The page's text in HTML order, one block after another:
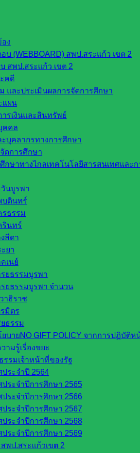
ง
บ (WEBBOARD) สพป.สระแก้ว เขต 2
สพป.สระแก้ว เขต 2
คดี
และประเมินผลการจัดการศึกษา
แผน
รเงินและสินทรัพย์
คคล
บุคลากรทางการศึกษา
ดการศึกษา
กษาทางไกลเทคโนโลยีสารสนเทศและ
นบูรพา
บดินทร์
ธรรม
รินทร์
สีดา
ยา
เนย์
ยธรรมบูรพา
ยธรรมบูรพา จำนวน
าธิราช
มิตร
ธรรม
บายNO GIFT POLICY จากการปฏิบั
ามรู้เรื่องขยะ
รรมเจ้าหน้าที่ของรัฐ
ระจำปี 2564
ระจำปีการศึกษา 2565
ระจำปีการศึกษา 2566
ระจำปีการศึกษา 2567
ระจำปีการศึกษา 2568
ระจำปีการศึกษา 2569
พป.สระแก้วเขต 2
ามผิดเกี่ยวกับวินัย
ะบุคลากรทางการศึกษา
มษายน 11, 2025
กลุ่มกฎหมายและ
าย
ยการงดรับและให้ของขวัญ
(No Gift Policy)
าคม 31, 2023
นายอัมพล หันทยุง ผู้อำนวยการส […]